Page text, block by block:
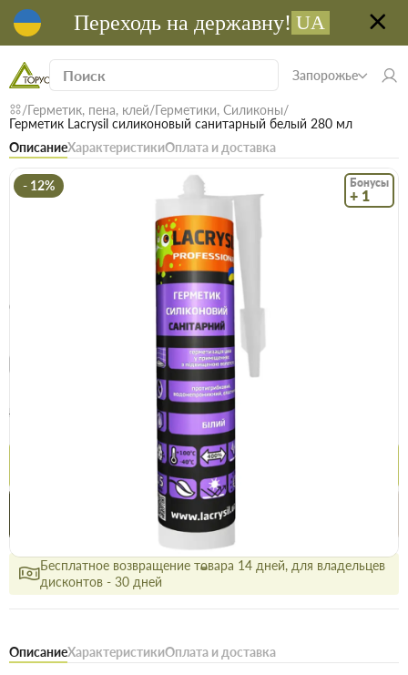
Переходь на державну! UA
Запорожье
Герметик, пена, клей Герметики, Силиконы
Герметик Lacrysil силиконовый санитарный белый 280 мл
ОписаниеХарактеристикиОплата и доставка
- 12% Бонусы
+ 1
Герметик Lacrysil силиконовый санитарный
белый 280 мл
Безкоштовна доставка! Від 15000 грн єВідновлення
Цена / шт 152 грн
Специальная цена
133.9 грн
Купить
Нашли дешевле
Бесплатное возвращение товара 14 дней, для владельцев
дисконтов - 30 дней
ОписаниеХарактеристикиОплата и доставка